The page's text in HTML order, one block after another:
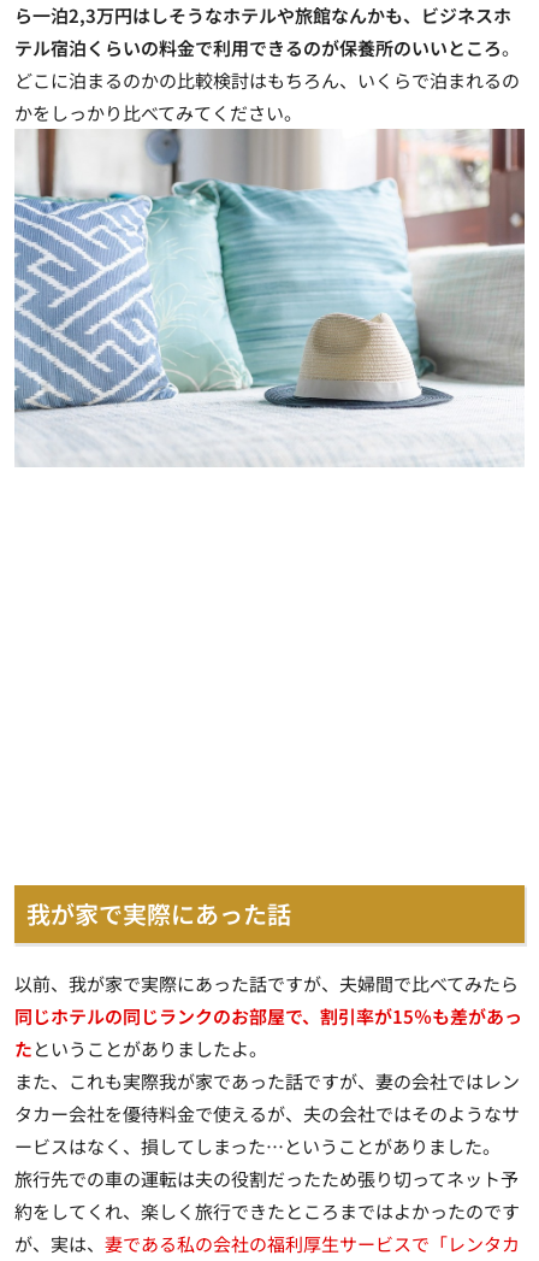
ら一泊2,3万円はしそうなホテルや旅館なんかも、ビジネスホ
テル宿泊くらいの料金で利用できるのが保養所のいいところ。
どこに泊まるのかの比較検討はもちろん、いくらで泊まれるの
かをしっかり比べてみてください。
我が家で実際にあった話
以前、我が家で実際にあった話ですが、夫婦間で比べてみたら
同じホテルの同じランクのお部屋で、割引率が15％も差があっ
たということがありましたよ。
また、これも実際我が家であった話ですが、妻の会社ではレン
タカー会社を優待料金で使えるが、夫の会社ではそのようなサ
ービスはなく、損してしまった…ということがありました。
旅行先での車の運転は夫の役割だったため張り切ってネット予
約をしてくれ、楽しく旅行できたところまではよかったのです
が、実は、 妻である私の会社の福利厚生サービスで「レンタカ